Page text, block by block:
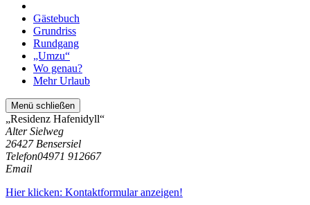
Gästebuch
Grundriss
Rundgang
„Umzu“
Wo genau?
Mehr Urlaub
Menü schließen
„Residenz Hafenidyll“
Alter Sielweg
26427 Bensersiel
Telefon04971 912667
Email
Hier klicken: Kontaktformular anzeigen!